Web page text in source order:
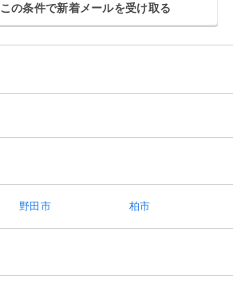
この条件で新着メールを受け取る
野田市 柏市